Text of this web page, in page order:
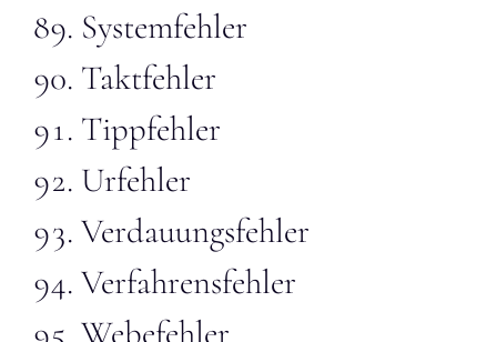
Systemfehler
Taktfehler
Tippfehler
Urfehler
Verdauungsfehler
Verfahrensfehler
Webefehler